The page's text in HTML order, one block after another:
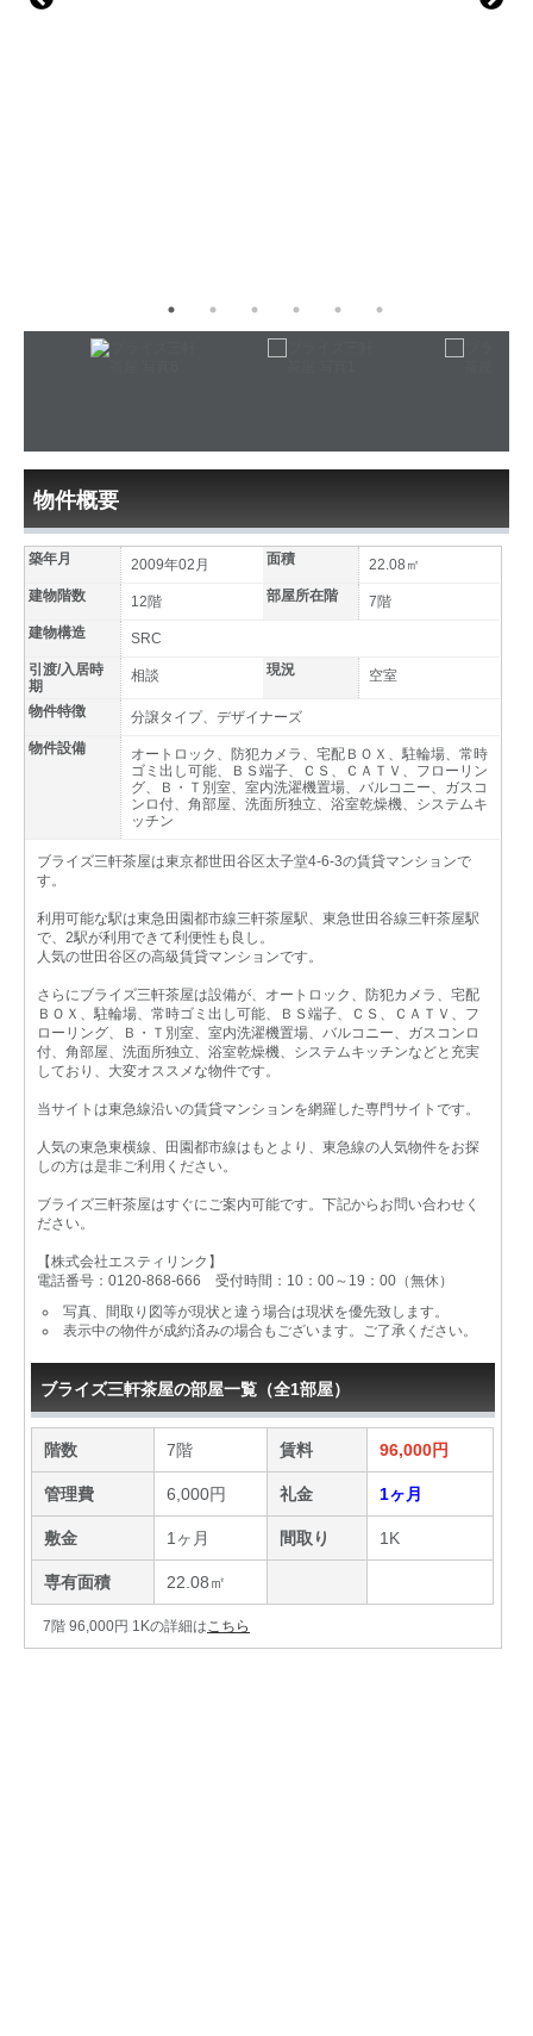
物件概要
築年月 2009年02月 面積
22.08㎡
建物階数
12階 部屋所在階
7階
建物構造
SRC
引渡/入居時
期
相談 現況 空室
物件特徴
分譲タイプ、デザイナーズ
物件設備
オートロック、防犯カメラ、宅配ＢＯＸ、駐輪場、常時
ゴミ出し可能、ＢＳ端子、ＣＳ、ＣＡＴＶ、フローリン
グ、Ｂ・Ｔ別室、室内洗濯機置場、バルコニー、ガスコ
ンロ付、角部屋、洗面所独立、浴室乾燥機、システムキ
ッチン
ブライズ三軒茶屋は東京都世田谷区太子堂4-6-3の賃貸マンションで
す。
利用可能な駅は東急田園都市線三軒茶屋駅、東急世田谷線三軒茶屋駅
で、2駅が利用できて利便性も良し。
人気の世田谷区の高級賃貸マンションです。
さらにブライズ三軒茶屋は設備が、オートロック、防犯カメラ、宅配
ＢＯＸ、駐輪場、常時ゴミ出し可能、ＢＳ端子、ＣＳ、ＣＡＴＶ、フ
ローリング、Ｂ・Ｔ別室、室内洗濯機置場、バルコニー、ガスコンロ
付、角部屋、洗面所独立、浴室乾燥機、システムキッチンなどと充実
しており、大変オススメな物件です。
当サイトは東急線沿いの賃貸マンションを網羅した専門サイトです。
人気の東急東横線、田園都市線はもとより、東急線の人気物件をお探
しの方は是非ご利用ください。
ブライズ三軒茶屋はすぐにご案内可能です。下記からお問い合わせく
ださい。
【株式会社エスティリンク】
電話番号：0120-868-666 受付時間：10：00～19：00（無休）
写真、間取り図等が現状と違う場合は現状を優先致します。
表示中の物件が成約済みの場合もございます。ご了承ください。
ブライズ三軒茶屋の部屋一覧（全1部屋）
階数 7階 賃料 96,000円
管理費 6,000円 礼金 1ヶ月
敷金 1ヶ月 間取り 1K
専有面積 22.08㎡
7階 96,000円 1Kの詳細は こちら